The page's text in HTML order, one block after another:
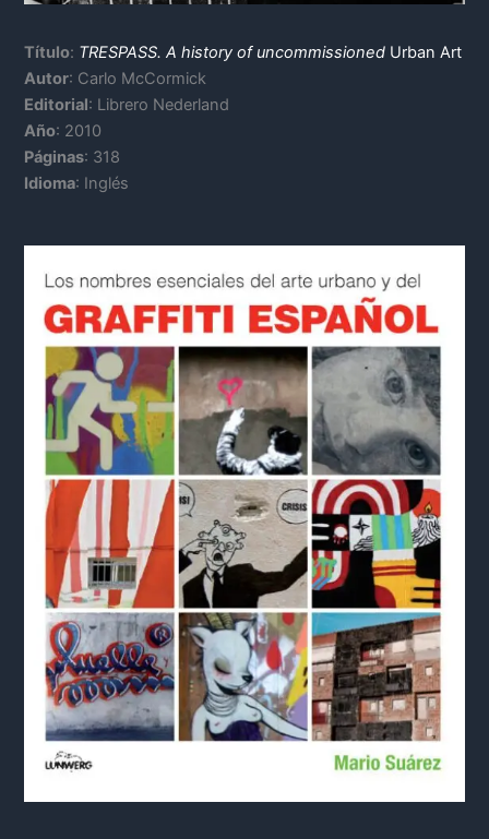
Título: TRESPASS. A history of uncommissioned Urban Art
Autor: Carlo McCormick
Editorial: Librero Nederland
Año: 2010
Páginas: 318
Idioma: Inglés